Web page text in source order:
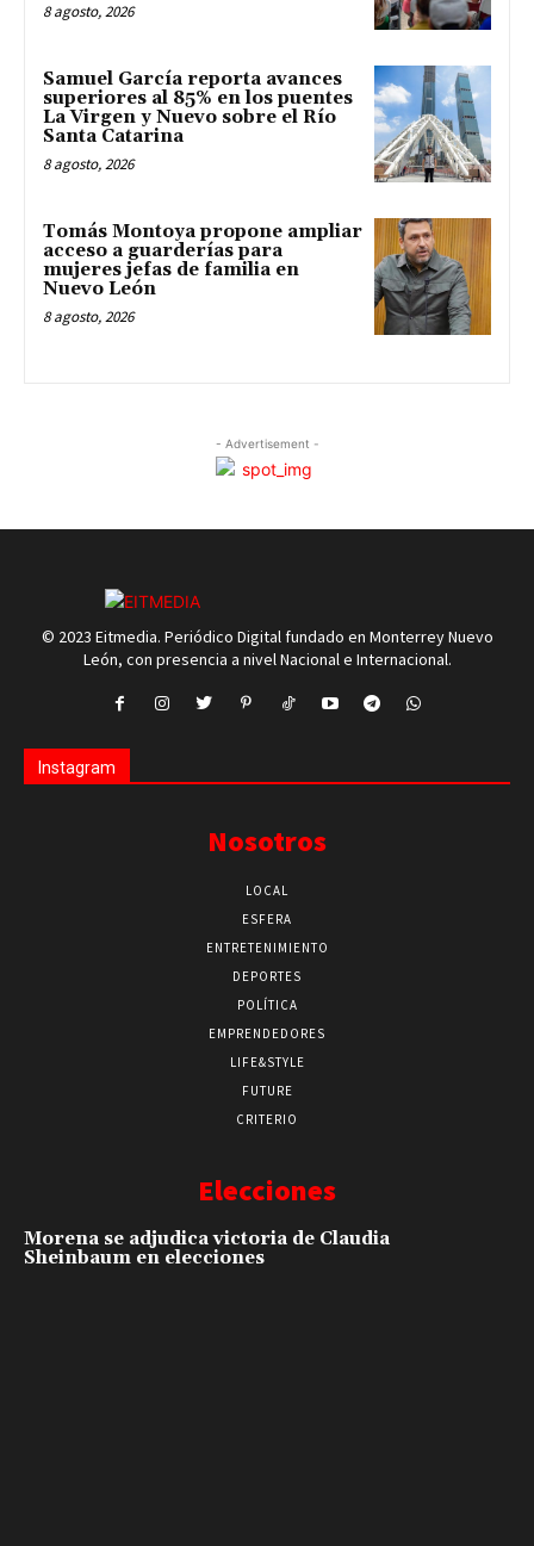
8 agosto, 2026
Samuel García reporta avances
superiores al 85% en los puentes
La Virgen y Nuevo sobre el Río
Santa Catarina
8 agosto, 2026
Tomás Montoya propone ampliar
acceso a guarderías para
mujeres jefas de familia en
Nuevo León
8 agosto, 2026
- Advertisement -
© 2023 Eitmedia. Periódico Digital fundado en Monterrey Nuevo
León, con presencia a nivel Nacional e Internacional.
Instagram
Nosotros
LOCAL
ESFERA
ENTRETENIMIENTO
DEPORTES
POLÍTICA
EMPRENDEDORES
LIFE&STYLE
FUTURE
CRITERIO
Elecciones
Morena se adjudica victoria de Claudia
Sheinbaum en elecciones